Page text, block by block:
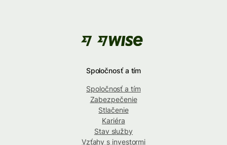
Spoločnosť a tím
Spoločnosť a tím
Zabezpečenie
Stlačenie
Kariéra
Stav služby
Vzťahy s investormi